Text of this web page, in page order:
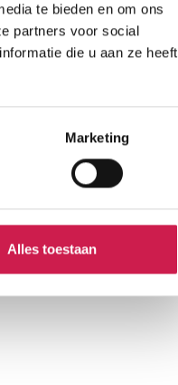
te bieden en om ons
partners voor social
die u aan ze heeft
Marketing
Alles toestaan